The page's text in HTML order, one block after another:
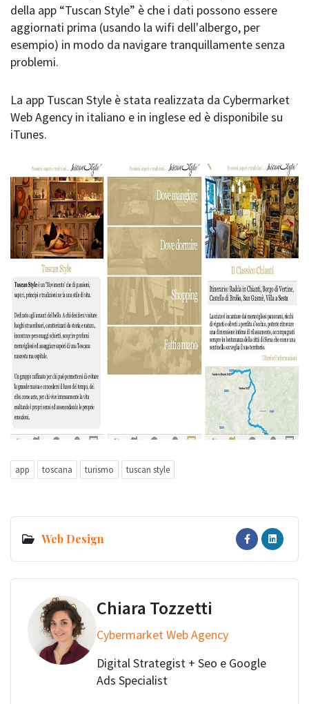
della app “Tuscan Style” è che i dati possono essere
aggiornati prima (usando la wifi dell'albergo, per
esempio) in modo da navigare tranquillamente senza
problemi.
La app Tuscan Style è stata realizzata da Cybermarket
Web Agency in italiano e in inglese ed è disponibile su
iTunes.
app toscana turismo tuscan style
Web Design
Chiara Tozzetti
Cybermarket Web Agency
Digital Strategist + Seo e Google
Ads Specialist